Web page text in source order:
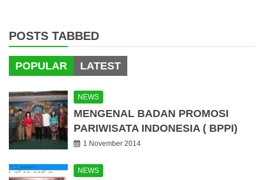
POSTS TABBED
POPULAR LATEST
NEWS
MENGENAL BADAN PROMOSI
PARIWISATA INDONESIA ( BPPI)
1 November 2014
NEWS